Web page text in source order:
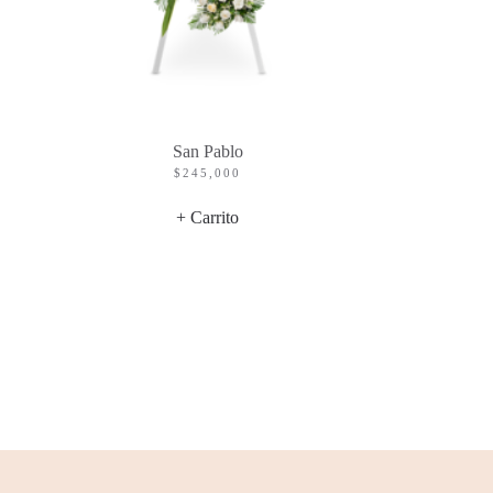
San Pablo
$245,000
+ Carrito